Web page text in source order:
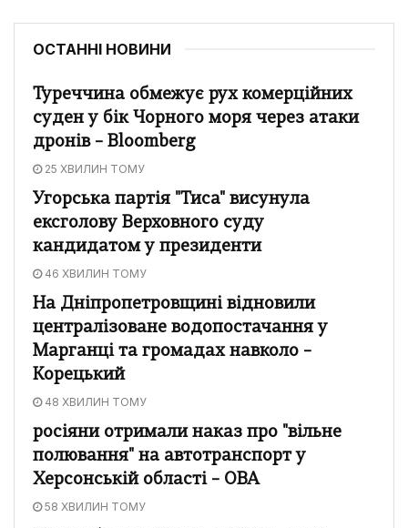
ОСТАННІ НОВИНИ
Туреччина обмежує рух комерційних
суден у бік Чорного моря через атаки
дронів – Bloomberg
25 ХВИЛИН ТОМУ
Угорська партія "Тиса" висунула
ексголову Верховного суду
кандидатом у президенти
46 ХВИЛИН ТОМУ
На Дніпропетровщині відновили
централізоване водопостачання у
Марганці та громадах навколо –
Корецький
48 ХВИЛИН ТОМУ
росіяни отримали наказ про "вільне
полювання" на автотранспорт у
Херсонській області – ОВА
58 ХВИЛИН ТОМУ